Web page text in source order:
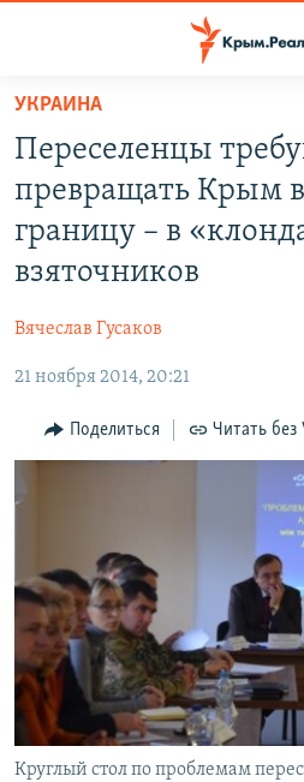
Вернуться
основному
содержанию
Вернутся
главной
Вернутся
СПЕЦПРОЕКТЫ
ВОДА
ИНТЕРАКТИВ
ИНФОГРАФИКА
ТЕЛЕПРОЕКТ КРЫМ.РЕАЛИИ
ПОБЕДИТЕЛЕЙ НЕ СУДЯТ?
КРЫМ.НЕПОКОРЕННЫЙ
ELIFBE
УКРАИНСКАЯ ПРОБЛЕМА КРЫМА
РАДІО СВОБОДА
КАК ОБОЙТИ БЛОКИРОВКУ
ПРИСОЕДИНЯЙТЕСЬ!
Все сайты RFE/RL
УКРАИНА
Переселенцы
превращать Крым
границу – в
взяточников
Вячеслав Гусаков
21 ноября 2014, 20:21
Поделиться Читать без
Круглый стол по проблемам